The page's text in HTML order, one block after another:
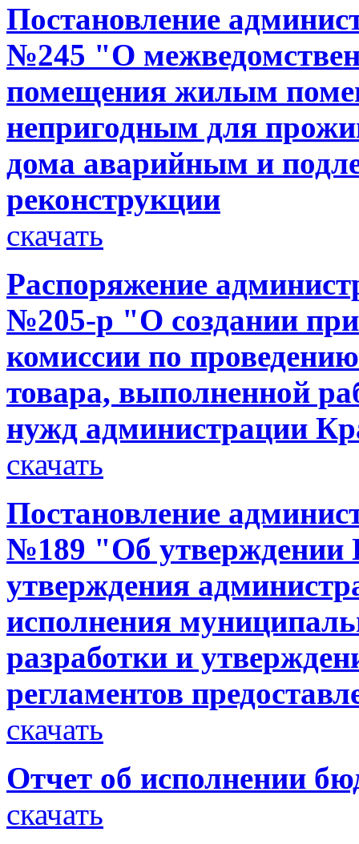
Постановление
№245 "О
помещения жилым
непригодным для
дома аварийным и
реконструкции
скачать
Распоряжение
№205-р "О создании
комиссии по
товара, выполненной
нужд администрации
скачать
Постановление
№189 "Об утверждении
утверждения
исполнения
разработки и
регламентов
скачать
Отчет об исполнении
скачать